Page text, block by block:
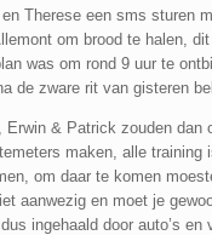
Therese een sms sturen
om brood te halen,
was om rond 9 uur te
de zware rit van gisteren
& Patrick zouden dan
maken, alle
om daar te komen
aanwezig en moet je
ingehaald door auto’s